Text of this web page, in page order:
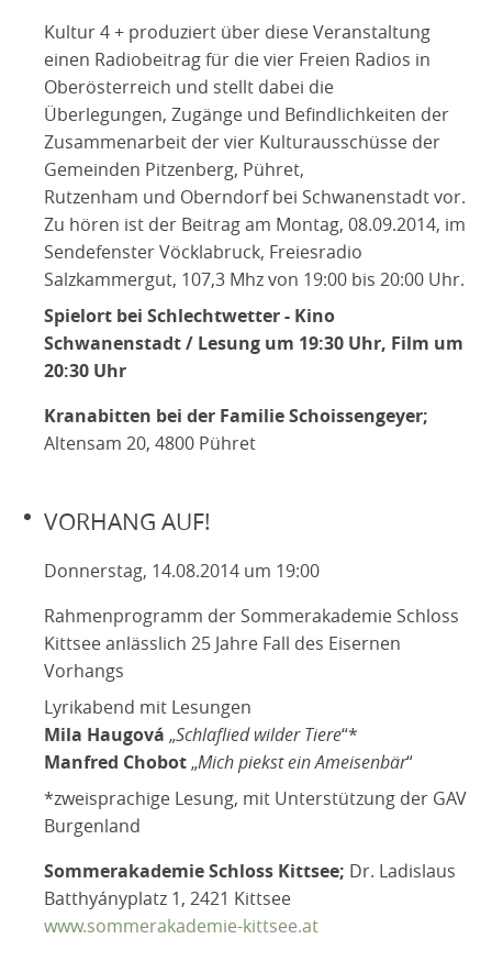
Kultur 4 + produziert über diese Veranstaltung
einen Radiobeitrag für die vier Freien Radios in
Oberösterreich und stellt dabei die
Überlegungen, Zugänge und Befindlichkeiten der
Zusammenarbeit der vier Kulturausschüsse der
Gemeinden Pitzenberg, Pühret,
Rutzenham und Oberndorf bei Schwanenstadt vor.
Zu hören ist der Beitrag am Montag, 08.09.2014, im
Sendefenster Vöcklabruck, Freiesradio
Salzkammergut, 107,3 Mhz von 19:00 bis 20:00 Uhr.
Spielort bei Schlechtwetter - Kino
Schwanenstadt / Lesung um 19:30 Uhr, Film um
20:30 Uhr
Kranabitten bei der Familie Schoissengeyer;
Altensam 20, 4800 Pühret
VORHANG AUF!
Donnerstag, 14.08.2014 um 19:00
Rahmenprogramm der Sommerakademie Schloss
Kittsee anlässlich 25 Jahre Fall des Eisernen
Vorhangs
Lyrikabend mit Lesungen
Mila Haugová „Schlaflied wilder Tiere“*
Manfred Chobot„Mich piekst ein Ameisenbär“
*zweisprachige Lesung, mit Unterstützung der GAV
Burgenland
Sommerakademie Schloss Kittsee; Dr. Ladislaus
Batthyányplatz 1, 2421 Kittsee
www.sommerakademie-kittsee.at